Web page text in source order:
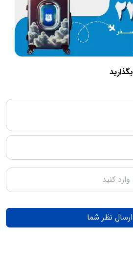
ارسال نظر شما